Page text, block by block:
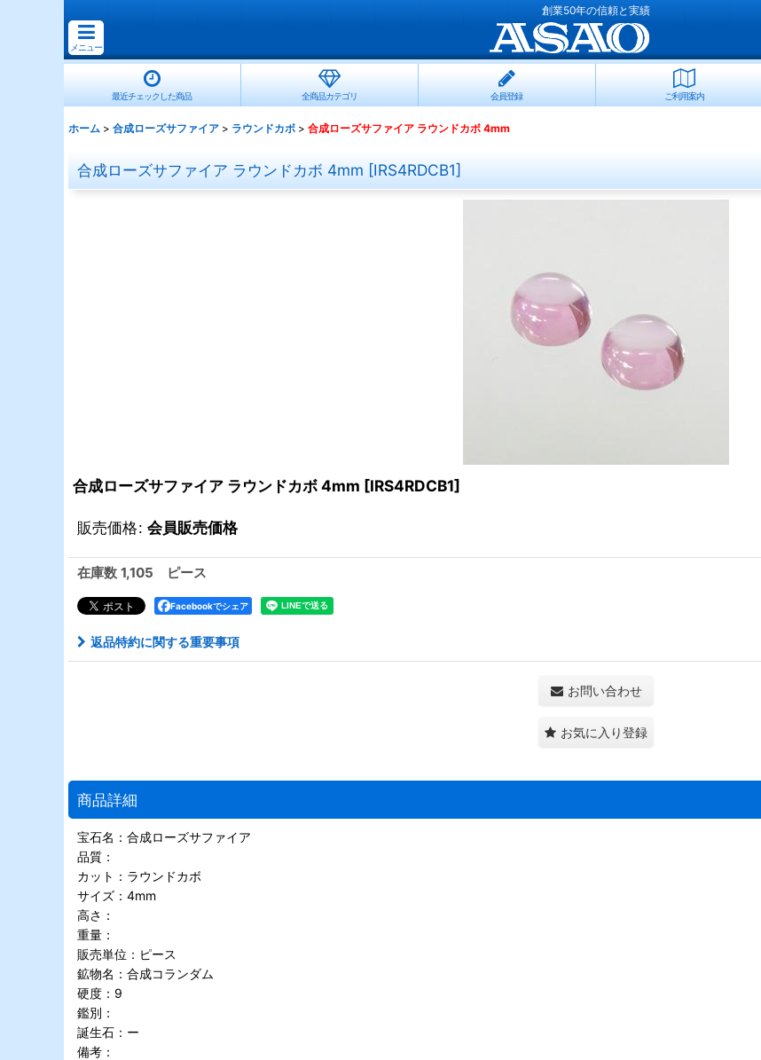
創業50年の信頼と実績
メニュー
最近チェックした商品 全商品カテゴリ 会員登録 ご利用案内
ホーム > 合成ローズサファイア > ラウンドカボ > 合成ローズサファイア ラウンドカボ 4mm
合成ローズサファイア ラウンドカボ 4mm [IRS4RDCB1]
合成ローズサファイア ラウンドカボ 4mm [IRS4RDCB1]
販売価格: 会員販売価格
在庫数 1,105 ピース
Facebookでシェア
返品特約に関する重要事項
お問い合わせ
お気に入り登録
商品詳細
宝石名：合成ローズサファイア
品質：
カット：ラウンドカボ
サイズ：4mm
高さ：
重量：
販売単位：ピース
鉱物名：合成コランダム
硬度：9
鑑別：
誕生石：ー
備考：